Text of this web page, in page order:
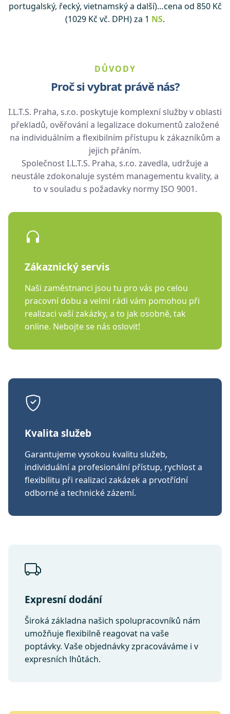
portugalský, řecký, vietnamský a další)…cena od 850 Kč
(1029 Kč vč. DPH) za 1 NS.
DŮVODY
Proč si vybrat právě nás?
I.L.T.S. Praha, s.r.o. poskytuje komplexní služby v oblasti
překladů, ověřování a legalizace dokumentů založené
na individuálním a flexibilním přístupu k zákazníkům a
jejich přáním.
Společnost I.L.T.S. Praha, s.r.o. zavedla, udržuje a
neustále zdokonaluje systém managementu kvality, a
to v souladu s požadavky normy ISO 9001.
Zákaznický servis
Naši zaměstnanci jsou tu pro vás po celou
pracovní dobu a velmi rádi vám pomohou při
realizaci vaší zakázky, a to jak osobně, tak
online. Nebojte se nás oslovit!
Kvalita služeb
Garantujeme vysokou kvalitu služeb,
individuální a profesionální přístup, rychlost a
flexibilitu při realizaci zakázek a prvotřídní
odborné a technické zázemí.
Expresní dodání
Široká základna našich spolupracovníků nám
umožňuje flexibilně reagovat na vaše
poptávky. Vaše objednávky zpracováváme i v
expresních lhůtách.